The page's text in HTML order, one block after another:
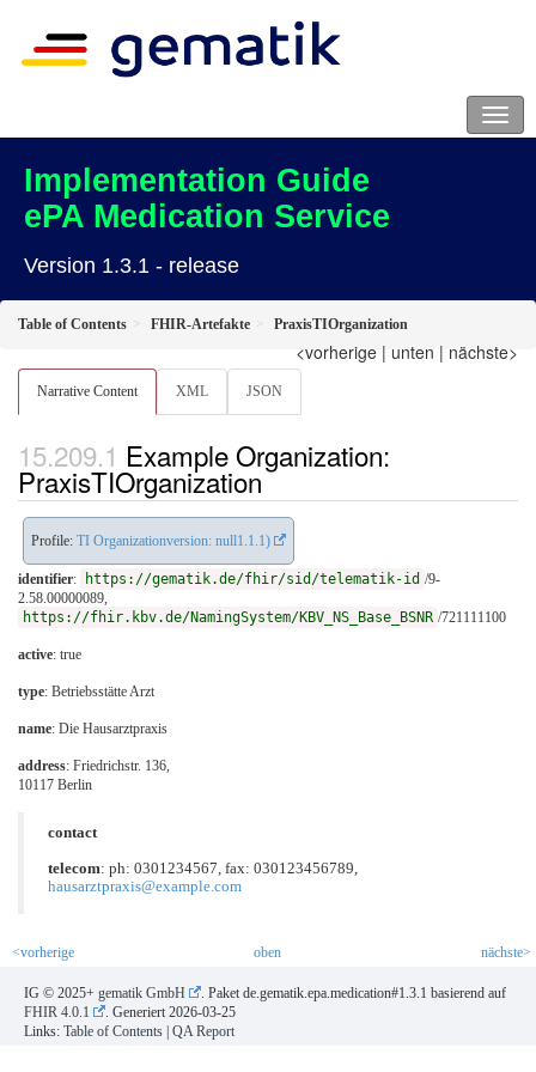
Implementation Guide
ePA Medication Service
Version 1.3.1 - release
Table of Contents FHIR-Artefakte PraxisTIOrganization
<vorherige | unten | nächste>
Narrative Content XML JSON
Example Organization:
PraxisTIOrganization
Profile: TI Organizationversion: null1.1.1)
identifier: https://gematik.de/fhir/sid/telematik-id /9-
2.58.00000089,
https://fhir.kbv.de/NamingSystem/KBV_NS_Base_BSNR /721111100
active: true
type: Betriebsstätte Arzt
name: Die Hausarztpraxis
address: Friedrichstr. 136,
10117 Berlin
contact
telecom: ph: 0301234567, fax: 030123456789,
hausarztpraxis@example.com
<vorherige oben nächste>
IG © 2025+ gematik GmbH
. Paket de.gematik.epa.medication#1.3.1 basierend auf
FHIR 4.0.1
. Generiert 2026-03-25
Links: Table of Contents | QA Report